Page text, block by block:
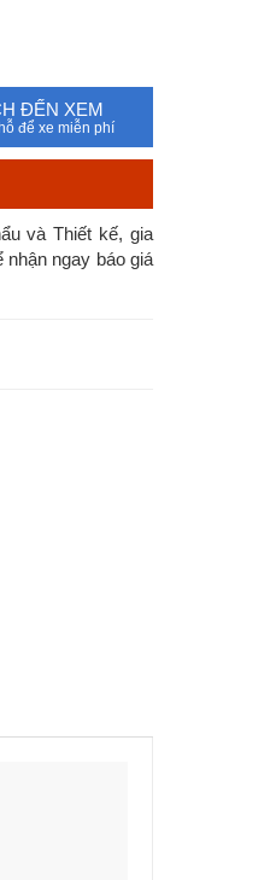
ĐẾN XEM
để xe miễn phí
và Thiết kế, gia
nhận ngay báo giá